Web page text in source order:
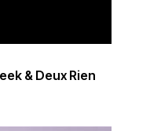
& Deux Rien